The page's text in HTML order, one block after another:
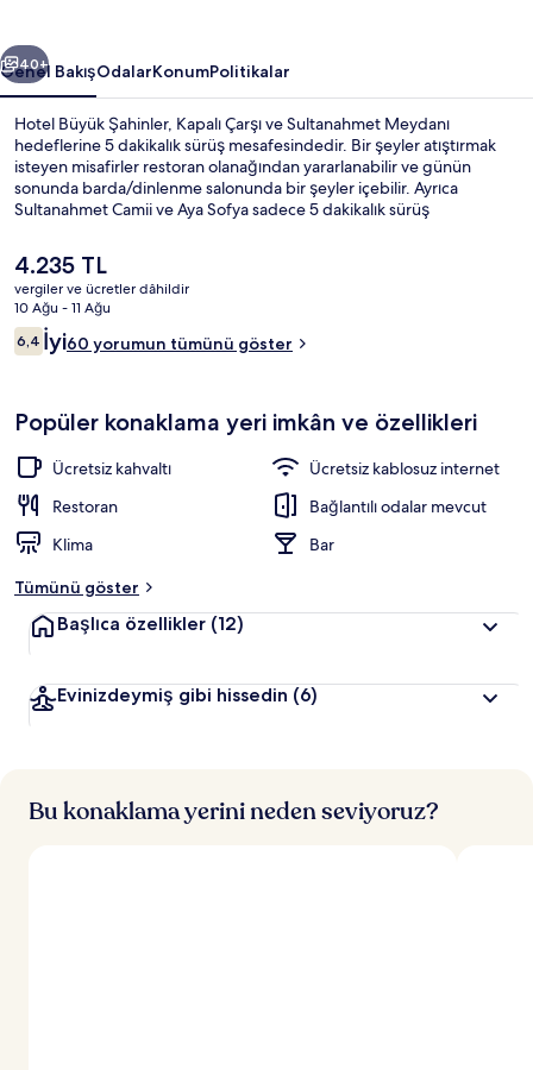
Sonraki
40+
Genel BakışOdalarKonumPolitikalar
Hotel Büyük Şahinler, Kapalı Çarşı ve Sultanahmet Meydanı
hedeflerine 5 dakikalık sürüş mesafesindedir. Bir şeyler atıştırmak
isteyen misafirler restoran olanağından yararlanabilir ve günün
sonunda barda/dinlenme salonunda bir şeyler içebilir. Ayrıca
Sultanahmet Camii ve Aya Sofya sadece 5 dakikalık sürüş
Üniversite İstasyonu 3 dakikalık ve Aksaray Tramvay İstasyonu 7
dakikalık yürüme mesafesindedir.
Şu
anki
fiyat
4.235 TL
4.235 TL
vergiler ve ücretler dâhildir
10 Ağu - 11 Ağu
Yorumlar
6,46,4/10
İyi60 yorumun tümünü göster
Popüler konaklama yeri imkân ve özellikleri
Ücretsiz kahvaltı
Ücretsiz kablosuz internet
Restoran
Bağlantılı odalar mevcut
Klima
Bar
Tümünü göster
Başlıca özellikler (12)
Evinizdeymiş gibi hissedin (6)
Bu konaklama yerini neden seviyoruz?